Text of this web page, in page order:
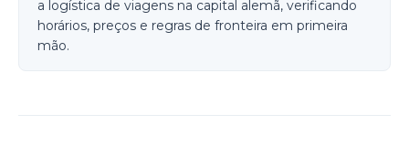
a logística de viagens na capital alemã, verificando
horários, preços e regras de fronteira em primeira
mão.